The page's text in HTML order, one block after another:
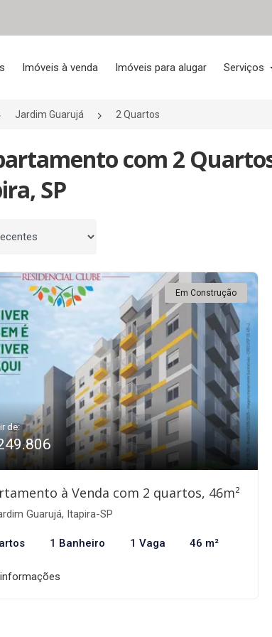
Imóveis à venda Imóveis para alugar Serviços
Jardim Guarujá 2 Quartos
com 2
SP
por
Em Construção
de:
à Venda com 2 quartos, 46m²
Guarujá, Itapira-SP
1 Banheiro 1 Vaga 46 m²